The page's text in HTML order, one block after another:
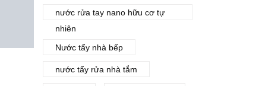
NƯỚC TẨY RỬA
nước rửa tay nano hữu cơ tự
nhiên
Nước tẩy nhà bếp
nước tẩy rửa nhà tắm